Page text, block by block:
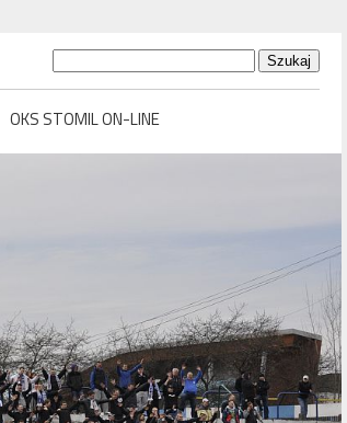
OKS STOMIL ON-LINE